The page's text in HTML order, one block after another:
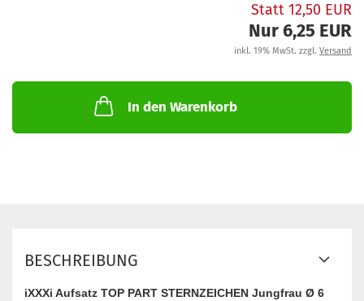
Statt 12,50 EUR
Nur 6,25 EUR
inkl. 19% MwSt. zzgl. Versand
In den Warenkorb
BESCHREIBUNG
iXXXi Aufsatz TOP PART STERNZEICHEN Jungfrau Ø 6